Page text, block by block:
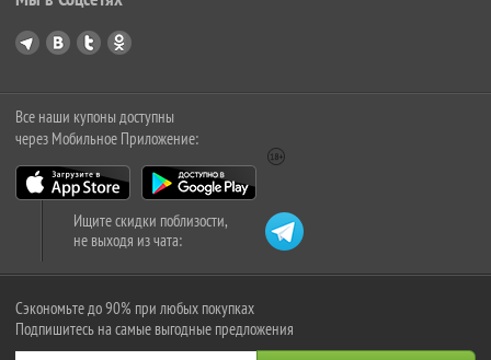
Все наши купоны доступны
через Мобильное Приложение:
Ищите скидки поблизости,
не выходя из чата:
Сэкономьте до 90% при любых покупках
Подпишитесь на самые выгодные предложения